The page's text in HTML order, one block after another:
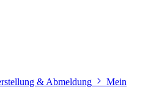
& Abmeldung
Mein